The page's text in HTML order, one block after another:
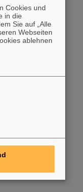
Cookies und
in die
Sie auf „Alle
Webseiten
ablehnen